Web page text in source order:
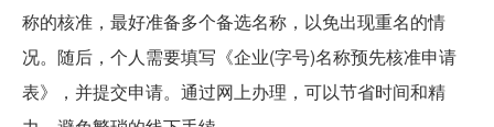
称的核准，最好准备多个备选名称，以免出现重名的情
况。随后，个人需要填写《企业(字号)名称预先核准申请
表》，并提交申请。通过网上办理，可以节省时间和精